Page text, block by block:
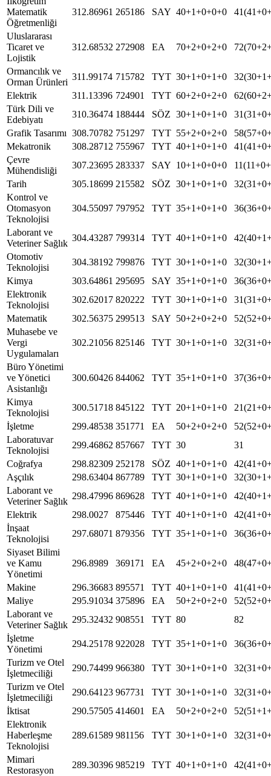
Matematik
Öğretmenliği
312.86961 265186 SAY 40+1+0+0+0
Uluslararası
Ticaret ve
Lojistik
312.68532 272908 EA 70+2+0+2+0
Ormancılık ve
Orman Ürünleri
311.99174 715782 TYT 30+1+0+1+0
Elektrik
311.13396 724901 TYT 60+2+0+2+0
Türk Dili ve
Edebiyatı
310.36474 188444 SÖZ 30+1+0+1+0
Grafik Tasarımı 308.70782 751297 TYT 55+2+0+2+0
Mekatronik
308.28712 755967 TYT 40+1+0+1+0
Çevre
Mühendisliği
307.23695 283337 SAY 10+1+0+0+0
Tarih
305.18699 215582 SÖZ 30+1+0+1+0
Kontrol ve
Otomasyon
Teknolojisi
304.55097 797952 TYT 35+1+0+1+0
Laborant ve
Veteriner Sağlık
304.43287 799314 TYT 40+1+0+1+0
Otomotiv
Teknolojisi
304.38192 799876 TYT 30+1+0+1+0
Kimya
303.64861 295695 SAY 35+1+0+1+0
Elektronik
Teknolojisi
302.62017 820222 TYT 30+1+0+1+0
Matematik
302.56375 299513 SAY 50+2+0+2+0
Muhasebe ve
Vergi
Uygulamaları
302.21056 825146 TYT 30+1+0+1+0
Büro Yönetimi
ve Yönetici
Asistanlığı
300.60426 844062 TYT 35+1+0+1+0
Kimya
Teknolojisi
300.51718 845122 TYT 20+1+0+1+0
İşletme
299.48538 351771 EA 50+2+0+2+0
Laboratuvar
Teknolojisi
299.46862 857667 TYT 30
31
Coğrafya
298.82309 252178 SÖZ 40+1+0+1+0
Aşçılık
298.63404 867789 TYT 30+1+0+1+0
Laborant ve
Veteriner Sağlık
298.47996 869628 TYT 40+1+0+1+0
Elektrik
298.0027 875446 TYT 40+1+0+1+0
İnşaat
Teknolojisi
297.68071 879356 TYT 35+1+0+1+0
Siyaset Bilimi
ve Kamu
Yönetimi
296.8989 369171 EA 45+2+0+2+0
Makine 296.36683 895571 TYT 40+1+0+1+0
Maliye
295.91034 375896 EA 50+2+0+2+0
Laborant ve
Veteriner Sağlık
295.32432 908551 TYT 80
82
İşletme
Yönetimi
294.25178 922028 TYT 35+1+0+1+0
Turizm ve Otel
İşletmeciliği
290.74499 966380 TYT 30+1+0+1+0
Turizm ve Otel
İşletmeciliği
290.64123 967731 TYT 30+1+0+1+0
İktisat
290.57505 414601 EA 50+2+0+2+0
Elektronik
Haberleşme
Teknolojisi
289.61589 981156 TYT 30+1+0+1+0
Mimari
Restorasyon
289.30396 985219 TYT 40+1+0+1+0